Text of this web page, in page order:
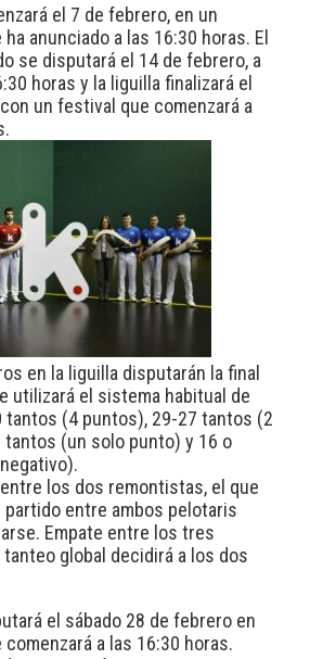
el 7 de febrero, en un
anunciado a las 16:30 horas. El
se disputará el 14 de febrero, a
horas y la liguilla finalizará el
un festival que comenzará a
en la liguilla disputarán la final
utilizará el sistema habitual de
tantos (4 puntos), 29-27 tantos (2
tantos (un solo punto) y 16 o
los dos remontistas, el que
partido entre ambos pelotaris
Empate entre los tres
global decidirá a los dos
el sábado 28 de febrero en
a las 16:30 horas.